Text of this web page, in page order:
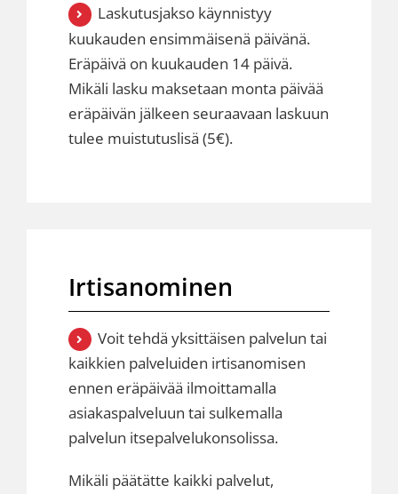
Laskutusjakso käynnistyy
kuukauden ensimmäisenä päivänä.
Eräpäivä on kuukauden 14 päivä.
Mikäli lasku maksetaan monta päivää
eräpäivän jälkeen seuraavaan laskuun
tulee muistutuslisä (5€).
Irtisanominen
Voit tehdä yksittäisen palvelun tai
kaikkien palveluiden irtisanomisen
ennen eräpäivää ilmoittamalla
asiakaspalveluun tai sulkemalla
palvelun itsepalvelukonsolissa.
Mikäli päätätte kaikki palvelut,